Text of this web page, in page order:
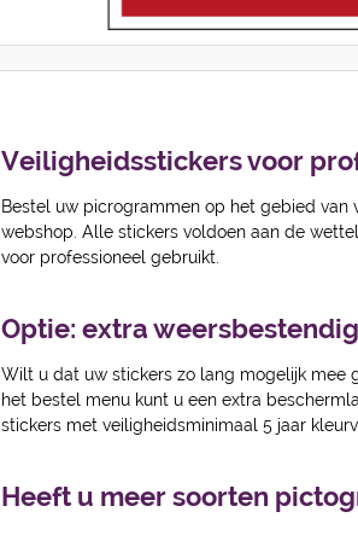
Veiligheidsstickers voor
Bestel uw picrogrammen op het gebied van
webshop. Alle stickers voldoen aan de
voor professioneel gebruikt.
Optie: extra
Wilt u dat uw stickers zo lang mogelijk mee
het bestel menu kunt u een extra
stickers met veiligheidsminimaal 5 jaar
Heeft u meer soorten